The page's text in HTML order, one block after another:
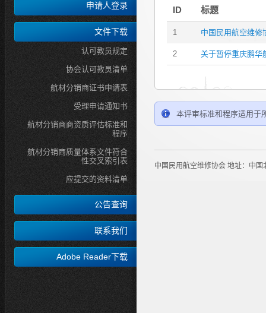
申请人登录
文件下载
认可教员规定
协会认可教员清单
航材分销商证书申请表
受理申请通知书
航材分销商商资质评估标准和
程序
航材分销商质量体系文件符合
性交叉索引表
应提交的资料清单
公告查询
联系我们
Adobe Reader下载
ID 标题
1 中国民用航空维修
2 关于暂停重庆鹏华
本评审标准和程序适用于
中国民用航空维修协会 地址：中